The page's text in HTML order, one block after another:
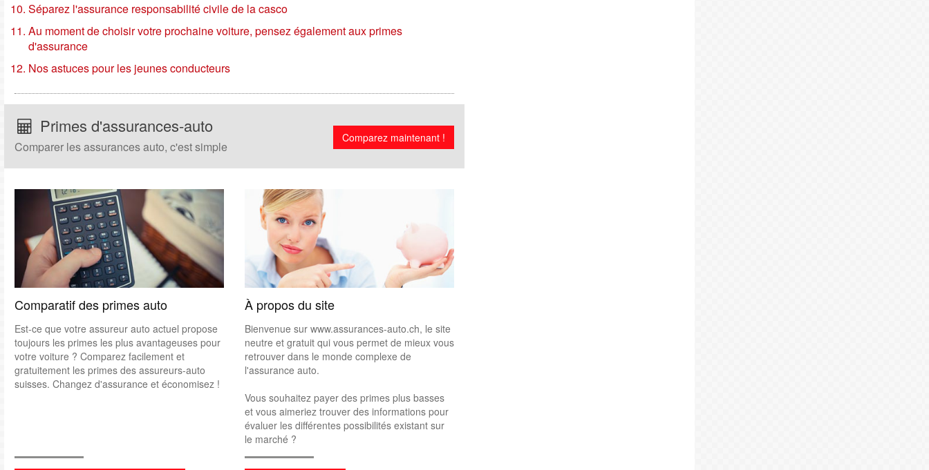
Séparez l'assurance responsabilité civile de la casco
Au moment de choisir votre prochaine voiture, pensez également aux primes
d'assurance
Nos astuces pour les jeunes conducteurs
Primes d'assurances-auto
Comparer les assurances auto, c'est simple
Comparez maintenant !
Comparatif des primes auto
Est-ce que votre assureur auto actuel propose
toujours les primes les plus avantageuses pour
votre voiture ? Comparez facilement et
gratuitement les primes des assureurs-auto
suisses. Changez d'assurance et économisez !
À propos du site
Bienvenue sur www.assurances-auto.ch, le site
neutre et gratuit qui vous permet de mieux vous
retrouver dans le monde complexe de
l'assurance auto.
Vous souhaitez payer des primes plus basses
et vous aimeriez trouver des informations pour
évaluer les différentes possibilités existant sur
le marché ?